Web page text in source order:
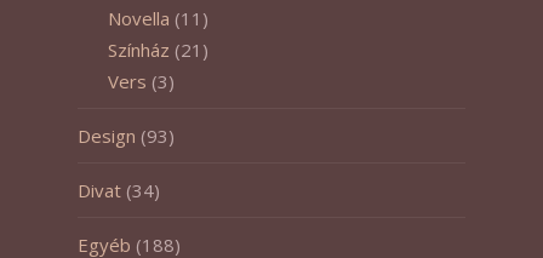
Novella (11)
Színház (21)
Vers (3)
Design (93)
Divat (34)
Egyéb (188)